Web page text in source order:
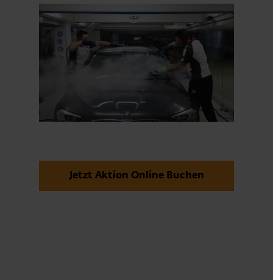
Jetzt Aktion Online Buchen